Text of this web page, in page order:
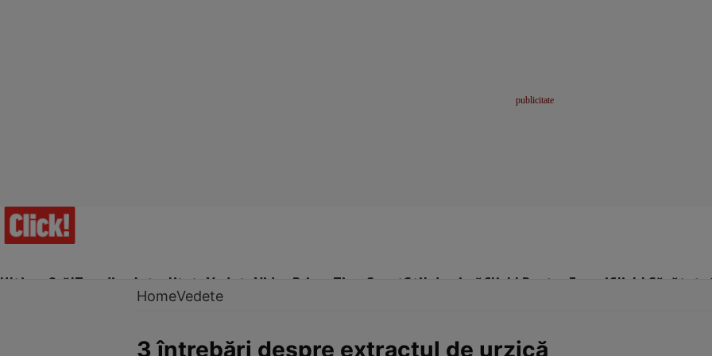
Ultima Oră!Trending Actualitate Vedete Video Prime Time SportStil de viațăClick! Pentru FemeiClick! Sănătate
HomeVedete
3 întrebări despre extractul de urzică